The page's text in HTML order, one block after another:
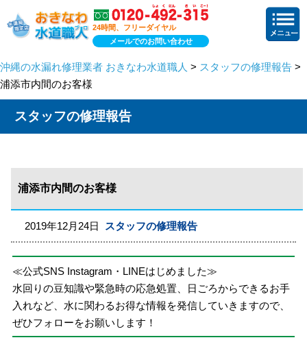
24時間、フリーダイヤル
メールでのお問い合わせ
沖縄の水漏れ修理業者 おきなわ水道職人 > スタッフの修理報告 >
浦添市内間のお客様
スタッフの修理報告
浦添市内間のお客様
2019年12月24日 スタッフの修理報告
≪公式SNS Instagram・LINEはじめました≫
水回りの豆知識や緊急時の応急処置、日ごろからできるお手
入れなど、水に関わるお得な情報を発信していきますので、
ぜひフォローをお願いします！